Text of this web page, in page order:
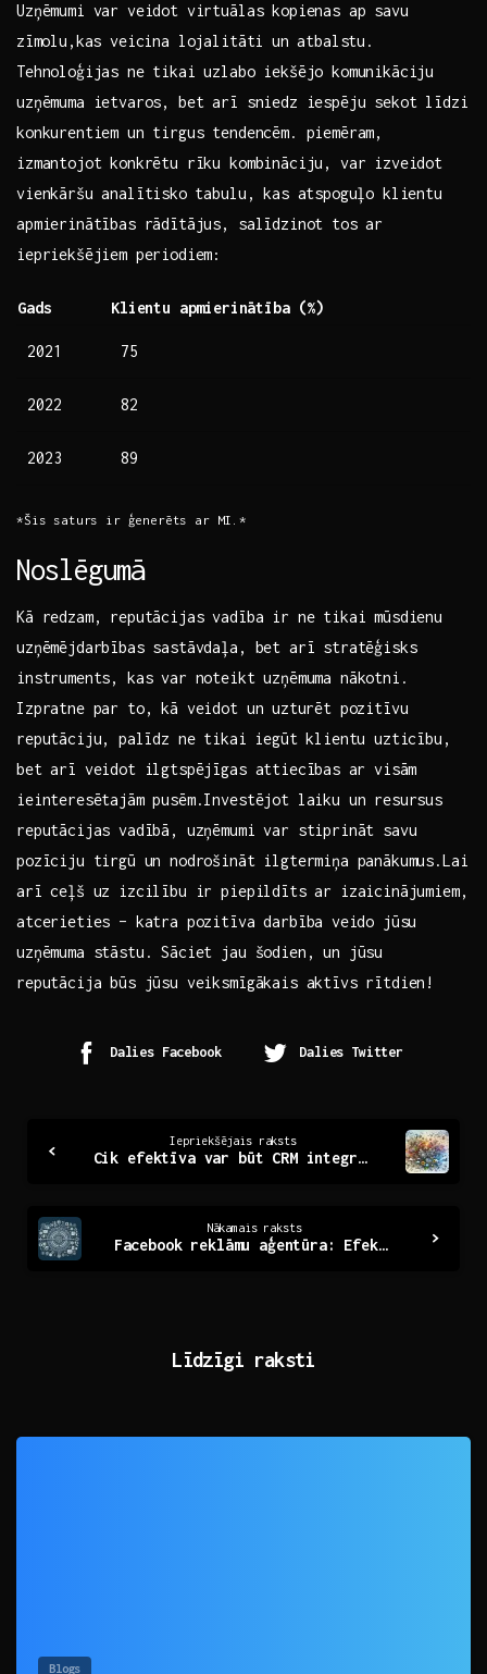
Uzņēmumi var veidot virtuālas kopienas ap ⁣savu
⁢zīmolu,kas veicina lojalitāti un ⁤atbalstu.
Tehnoloģijas ne tikai uzlabo iekšējo komunikāciju
uzņēmuma ietvaros, bet arī sniedz iespēju sekot līdzi
konkurentiem un tirgus tendencēm. piemēram,⁢
izmantojot‌ konkrētu rīku kombināciju, var ‌izveidot
vienkāršu analītisko⁣ tabulu, kas atspoguļo klientu
apmierinātības rādītājus, salīdzinot tos ar​
iepriekšējiem periodiem:
Gads Klientu apmierinātība (%)
2021 75
2022 82
2023 89
*Šis saturs ir ģenerēts ar⁤ MI.*
Noslēgumā
Kā redzam, reputācijas vadība ir ne tikai mūsdienu
uzņēmējdarbības sastāvdaļa, bet arī stratēģisks
instruments, kas var noteikt uzņēmuma nākotni.​
Izpratne ‍par to, ‌kā veidot un ⁢uzturēt pozitīvu
reputāciju, ⁤palīdz ne tikai iegūt klientu uzticību,
bet arī veidot ilgtspējīgas attiecības ⁣ar visām
ieinteresētajām pusēm.Investējot laiku un resursus
reputācijas vadībā, uzņēmumi var stiprināt ​savu
pozīciju tirgū un nodrošināt ilgtermiņa panākumus.Lai
arī ceļš uz izcilību ir piepildīts ar‍ izaicinājumiem,⁢
atcerieties​ – katra pozitīva darbība⁢ veido jūsu
uzņēmuma stāstu. Sāciet jau‌ šodien, un jūsu
reputācija būs ‌jūsu veiksmīgākais aktīvs rītdien!
Dalies Facebook Dalies Twitter
Reading
Iepriekšējais raksts
Cik efektīva var būt CRM integrācija jūsu uzņēmumā?
Nākamais raksts
Facebook reklāmu aģentūra: Efektīva stratēģija jūsu zīmola izaugsmei
Līdzīgi raksti
Blogs